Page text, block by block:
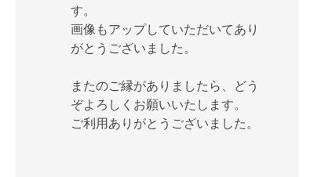
す。
画像もアップしていただいてあり
がとうございました。
またのご縁がありましたら、どう
ぞよろしくお願いいたします。
ご利用ありがとうございました。